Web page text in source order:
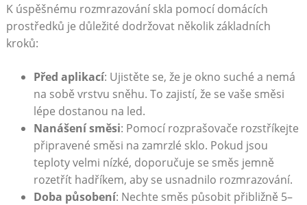
K⁢ úspěšnému rozmrazování skla pomocí domácích
prostředků je důležité dodržovat několik základních
kroků:
Před aplikací: Ujistěte se,⁤ že je okno suché a ⁢nemá
na sobě ⁣vrstvu sněhu. To zajistí, že se vaše směsi
lépe dostanou na ⁤led.
Nanášení směsi: Pomocí rozprašovače rozstříkejte
připravené směsi na zamrzlé sklo. Pokud​ jsou
teploty velmi ⁢nízké, doporučuje se směs jemně
rozetřít hadříkem, aby​ se usnadnilo​ rozmrazování.
Doba působení: Nechte směs působit přibližně‍ 5–